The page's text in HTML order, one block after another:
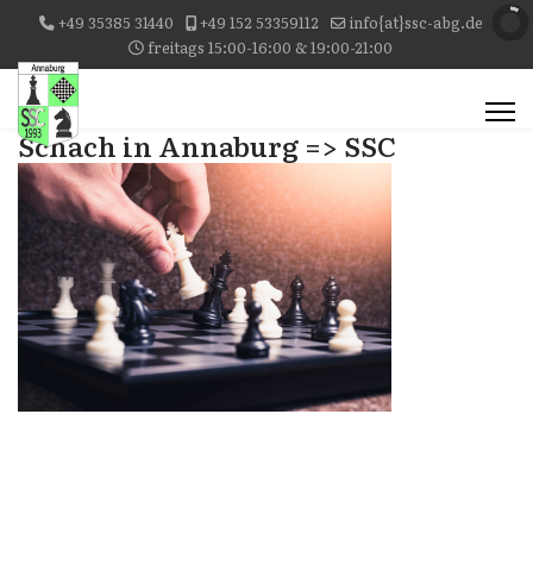
+49 35385 31440 +49 152 53359112
info{at}ssc-abg.de
freitags 15:00-16:00 & 19:00-21:00
Schach in Annaburg => SSC